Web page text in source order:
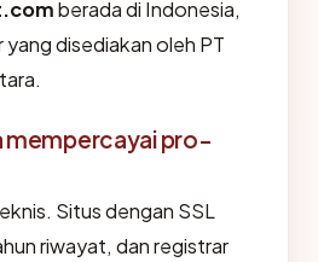
berada di Indonesia,
disediakan oleh PT
mempercayai pro-
Situs dengan SSL
riwayat, dan registrar